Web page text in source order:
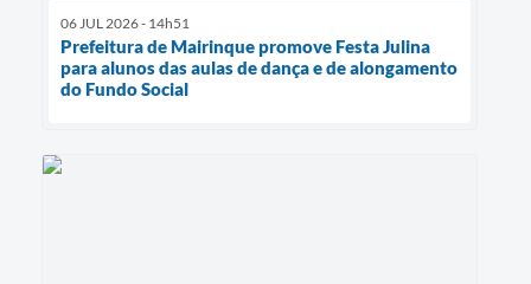
06 JUL 2026 - 14h51
Prefeitura de Mairinque promove Festa Julina
para alunos das aulas de dança e de alongamento
do Fundo Social